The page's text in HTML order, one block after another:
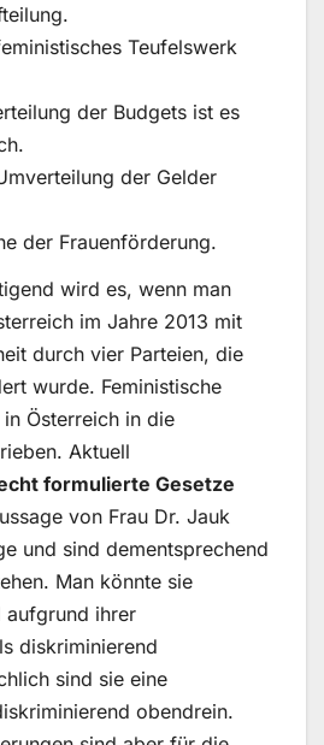
Teufelswerk
der Budgets ist es
der Gelder
der Frauenförderung.
wird es, wenn man
im Jahre 2013 mit
durch vier Parteien, die
wurde. Feministische
Österreich in die
Aktuell
formulierte Gesetze
von Frau Dr. Jauk
und sind dementsprechend
Man könnte sie
aufgrund ihrer
diskriminierend
sind sie eine
obendrein.